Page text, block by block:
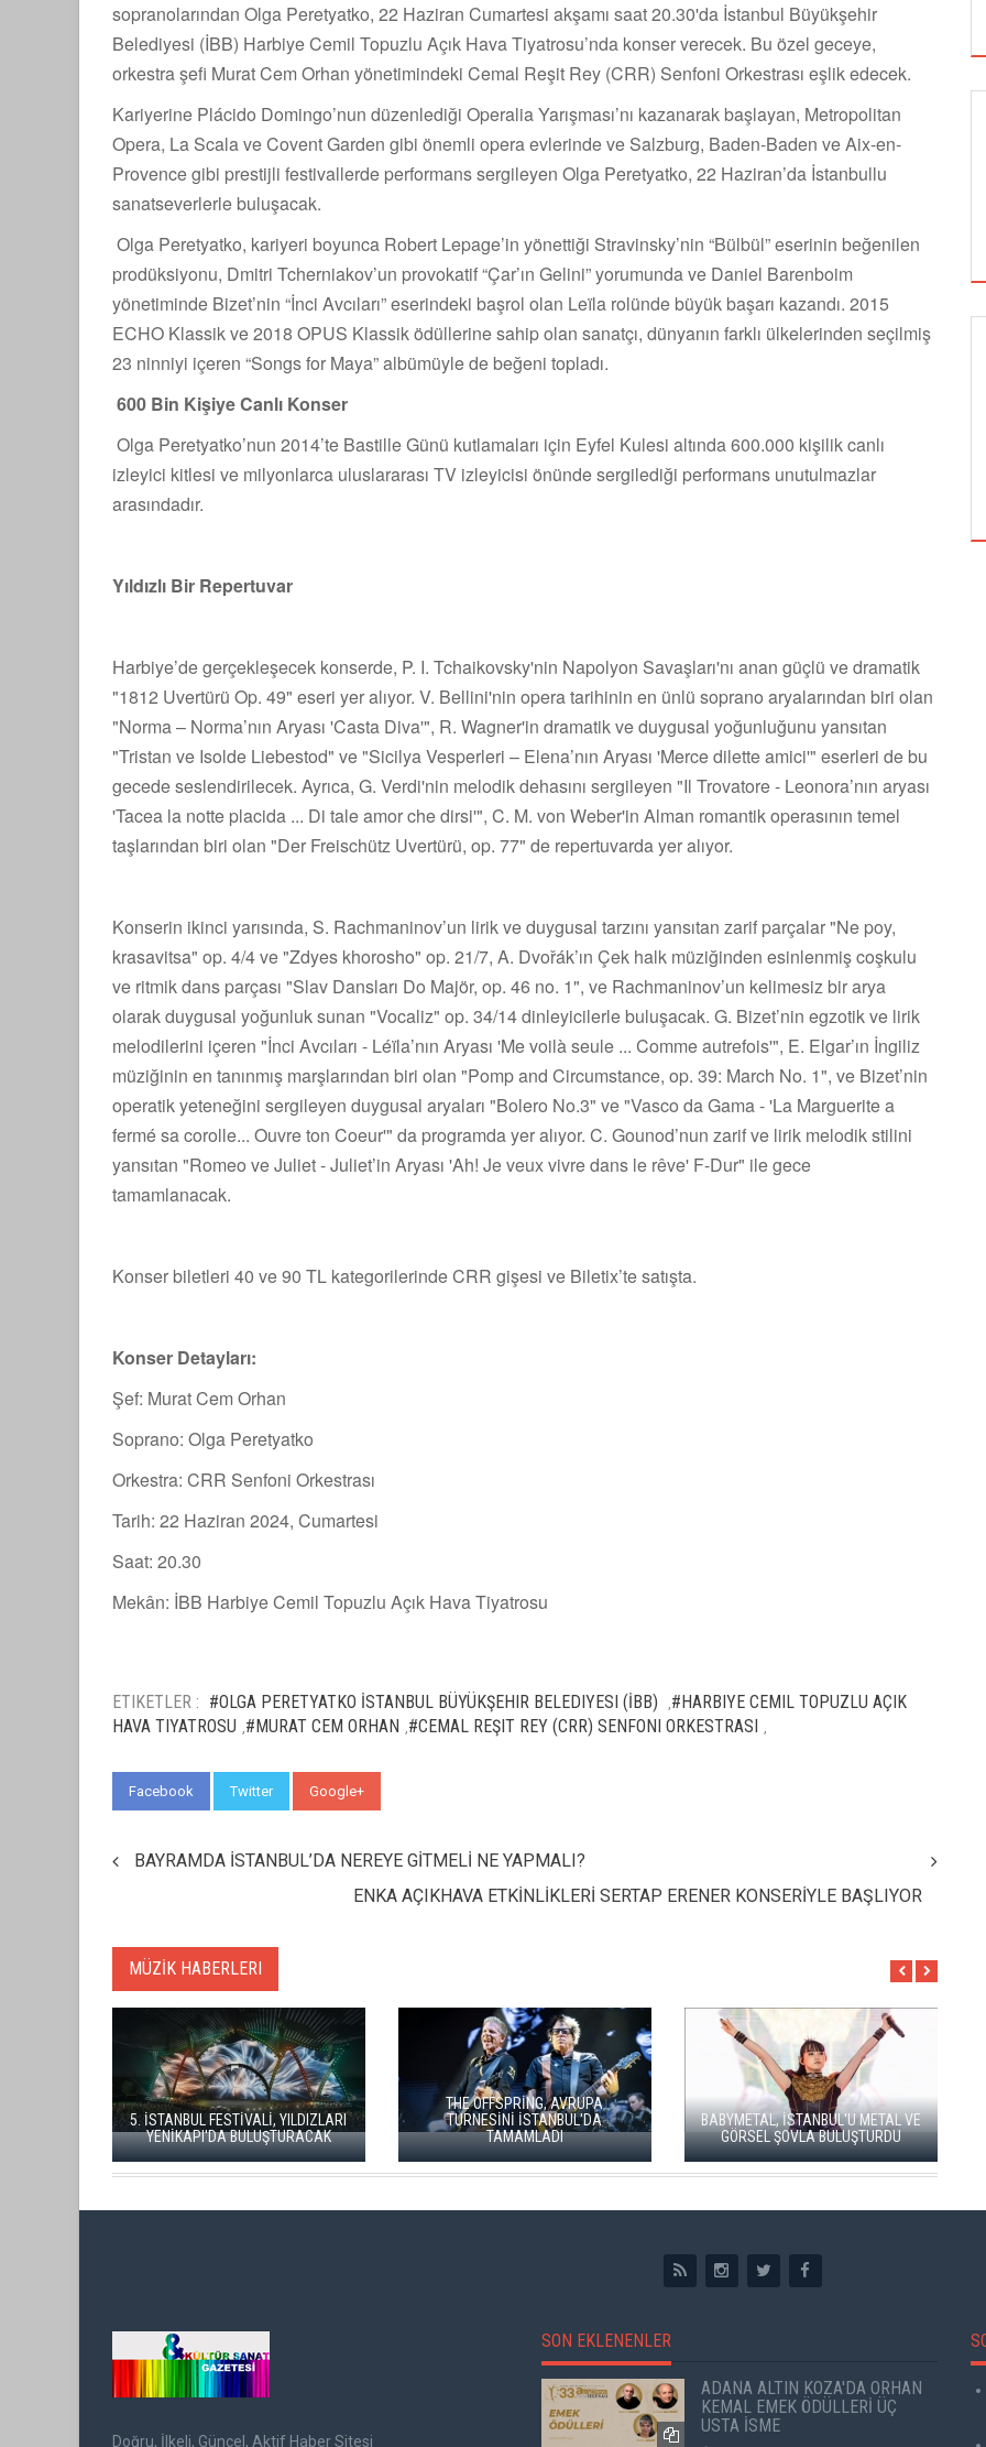
sopranolarından Olga Peretyatko, 22 Haziran Cumartesi akşamı saat 20.30'da İstanbul Büyükşehir
Belediyesi (İBB) Harbiye Cemil Topuzlu Açık Hava Tiyatrosu’nda konser verecek. Bu özel geceye,
orkestra şefi Murat Cem Orhan yönetimindeki Cemal Reşit Rey (CRR) Senfoni Orkestrası eşlik edecek.
Kariyerine Plácido Domingo’nun düzenlediği Operalia Yarışması’nı kazanarak başlayan, Metropolitan
Opera, La Scala ve Covent Garden gibi önemli opera evlerinde ve Salzburg, Baden-Baden ve Aix-en-
Provence gibi prestijli festivallerde performans sergileyen Olga Peretyatko, 22 Haziran’da İstanbullu
sanatseverlerle buluşacak.
Olga Peretyatko, kariyeri boyunca Robert Lepage’in yönettiği Stravinsky’nin “Bülbül” eserinin beğenilen
prodüksiyonu, Dmitri Tcherniakov’un provokatif “Çar’ın Gelini” yorumunda ve Daniel Barenboim
yönetiminde Bizet’nin “İnci Avcıları” eserindeki başrol olan Leïla rolünde büyük başarı kazandı. 2015
ECHO Klassik ve 2018 OPUS Klassik ödüllerine sahip olan sanatçı, dünyanın farklı ülkelerinden seçilmiş
23 ninniyi içeren “Songs for Maya” albümüyle de beğeni topladı.
600 Bin Kişiye Canlı Konser
Olga Peretyatko’nun 2014’te Bastille Günü kutlamaları için Eyfel Kulesi altında 600.000 kişilik canlı
izleyici kitlesi ve milyonlarca uluslararası TV izleyicisi önünde sergilediği performans unutulmazlar
arasındadır.
Yıldızlı Bir Repertuvar
Harbiye’de gerçekleşecek konserde, P. I. Tchaikovsky'nin Napolyon Savaşları'nı anan güçlü ve dramatik
"1812 Uvertürü Op. 49" eseri yer alıyor. V. Bellini'nin opera tarihinin en ünlü soprano aryalarından biri olan
"Norma – Norma’nın Aryası 'Casta Diva'", R. Wagner'in dramatik ve duygusal yoğunluğunu yansıtan
"Tristan ve Isolde Liebestod" ve "Sicilya Vesperleri – Elena’nın Aryası 'Merce dilette amici'" eserleri de bu
gecede seslendirilecek. Ayrıca, G. Verdi'nin melodik dehasını sergileyen "Il Trovatore - Leonora’nın aryası
'Tacea la notte placida ... Di tale amor che dirsi'", C. M. von Weber'in Alman romantik operasının temel
taşlarından biri olan "Der Freischütz Uvertürü, op. 77" de repertuvarda yer alıyor.
Konserin ikinci yarısında, S. Rachmaninov’un lirik ve duygusal tarzını yansıtan zarif parçalar "Ne poy,
krasavitsa" op. 4/4 ve "Zdyes khorosho" op. 21/7, A. Dvořák’ın Çek halk müziğinden esinlenmiş coşkulu
ve ritmik dans parçası "Slav Dansları Do Majör, op. 46 no. 1", ve Rachmaninov’un kelimesiz bir arya
olarak duygusal yoğunluk sunan "Vocaliz" op. 34/14 dinleyicilerle buluşacak. G. Bizet’nin egzotik ve lirik
melodilerini içeren "İnci Avcıları - Léïla’nın Aryası 'Me voilà seule ... Comme autrefois'", E. Elgar’ın İngiliz
müziğinin en tanınmış marşlarından biri olan "Pomp and Circumstance, op. 39: March No. 1", ve Bizet’nin
operatik yeteneğini sergileyen duygusal aryaları "Bolero No.3" ve "Vasco da Gama - 'La Marguerite a
fermé sa corolle... Ouvre ton Coeur'" da programda yer alıyor. C. Gounod’nun zarif ve lirik melodik stilini
yansıtan "Romeo ve Juliet - Juliet’in Aryası 'Ah! Je veux vivre dans le rêve' F-Dur" ile gece
tamamlanacak.
Konser biletleri 40 ve 90 TL kategorilerinde CRR gişesi ve Biletix’te satışta.
Konser Detayları:
Şef: Murat Cem Orhan
Soprano: Olga Peretyatko
Orkestra: CRR Senfoni Orkestrası
Tarih: 22 Haziran 2024, Cumartesi
Saat: 20.30
Mekân: İBB Harbiye Cemil Topuzlu Açık Hava Tiyatrosu
ETIKETLER : #OLGA PERETYATKO İSTANBUL BÜYÜKŞEHIR BELEDIYESI (İBB)
#HARBIYE CEMIL TOPUZLU AÇIK
HAVA TIYATROSU #MURAT CEM ORHAN #CEMAL REŞIT REY (CRR) SENFONI ORKESTRASI
Facebook Twitter Google+
BAYRAMDA İSTANBUL’DA NEREYE GİTMELİ NE YAPMALI?
ENKA AÇIKHAVA ETKİNLİKLERİ SERTAP ERENER KONSERİYLE BAŞLIYOR
MÜZİK HABERLERI
İSTANBUL MÜZİK FESTİVALİ'NDE
TURGAY ERDENER'DEN "KÖROĞLU"
ÇAĞRISI
MODERN METALİN ÖNCÜSÜ
TRİVİUM İSTANBUL'A GELİYOR
SOUND OF EUROPE BEŞİNCİ
YILINDA İSTANBUL, ANKARA VE
İZMİR'DE
ALTIN KOZA'NIN ONUR ÖDÜLLERİ FERZAN
ÖZPETEK VE VAHİDE PERÇİN'İN
Doğru, İlkeli, Güncel, Aktif Haber Sitesi
SON EKLENENLER
ADANA ALTIN KOZA'DA ORHAN
KEMAL EMEK ÖDÜLLERİ ÜÇ
USTA İSME